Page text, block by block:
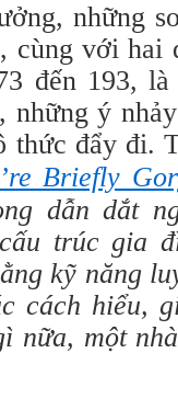
những
cùng với hai
đến 193,
những ý
thức đẩy đi.
Briefly
dẫn dắt
trúc gia
kỹ năng
cách hiểu,
nữa, một